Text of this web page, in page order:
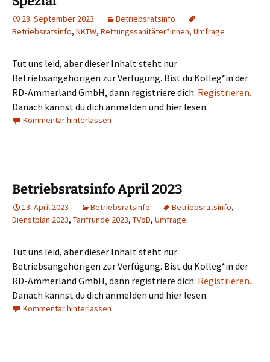
28. September 2023
Betriebsratsinfo
Betriebsratsinfo, NKTW, Rettungssanitäter*innen, Umfrage
Tut uns leid, aber dieser Inhalt steht nur
Betriebsangehörigen zur Verfügung. Bist du Kolleg*in der
RD-Ammerland GmbH, dann registriere dich: Registrieren.
Danach kannst du dich anmelden und hier lesen.
Kommentar hinterlassen
Betriebsratsinfo April 2023
13. April 2023 Betriebsratsinfo Betriebsratsinfo,
Dienstplan 2023, Tarifrunde 2023, TVöD, Umfrage
Tut uns leid, aber dieser Inhalt steht nur
Betriebsangehörigen zur Verfügung. Bist du Kolleg*in der
RD-Ammerland GmbH, dann registriere dich: Registrieren.
Danach kannst du dich anmelden und hier lesen.
Kommentar hinterlassen